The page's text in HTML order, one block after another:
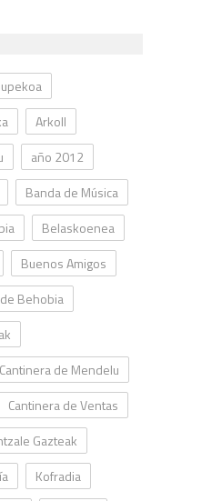
Arkoll
año 2012
Banda de Música
Belaskoenea
Buenos Amigos
Behobia
Cantinera de Mendelu
Cantinera de Ventas
Gazteak
Kofradia